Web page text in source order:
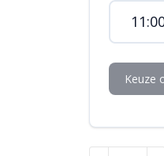
Keuze